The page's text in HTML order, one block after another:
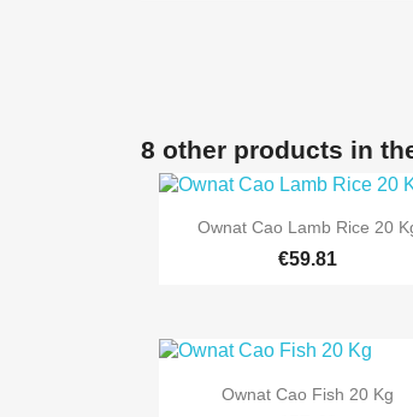
8 other products in
 Quick view
Ownat Cao Lamb Rice 20
€59.81
 Quick view
Ownat Cao Fish 20 Kg